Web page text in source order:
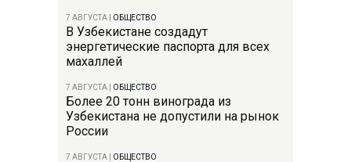
7 АВГУСТА ОБЩЕСТВО
В Узбекистане создадут
энергетические паспорта для всех
махаллей
7 АВГУСТА ОБЩЕСТВО
Более 20 тонн винограда из
Узбекистана не допустили на рынок
России
7 АВГУСТА ОБЩЕСТВО